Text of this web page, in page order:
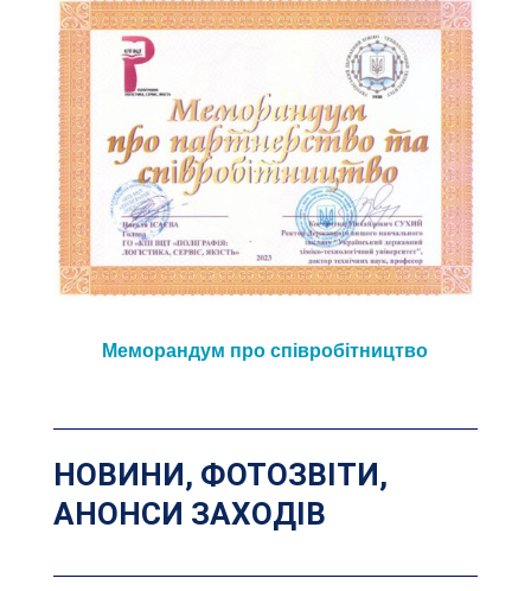
Меморандум про співробітництво
НОВИНИ, ФОТОЗВІТИ,
АНОНСИ ЗАХОДІВ